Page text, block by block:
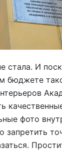
стала. И
бюджете
фото
запретить